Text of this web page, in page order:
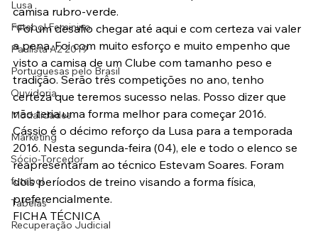
Lusa
Futebol Feminino
Paulista A2 2019
Portuguesas pelo Brasil
Ouvidoria
Modalidades
Marketing
Sócio-Torcedor
futebol
Tabelas
Recuperação Judicial
camisa rubro-verde.
“Foi um desafio chegar até aqui e com certeza vai valer
a pena. Foi com muito esforço e muito empenho que
visto a camisa de um Clube com tamanho peso e
tradição. Serão três competições no ano, tenho
certeza que teremos sucesso nelas. Posso dizer que
não teria uma forma melhor para começar 2016.
Cássio é o décimo reforço da Lusa para a temporada
2016. Nesta segunda-feira (04), ele e todo o elenco se
reapresentaram ao técnico Estevam Soares. Foram
dois períodos de treino visando a forma física,
preferencialmente.
FICHA TÉCNICA